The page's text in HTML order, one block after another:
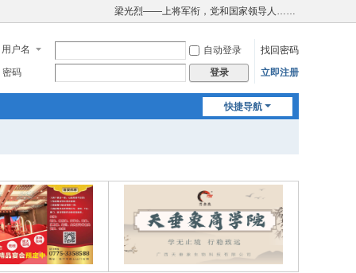
梁光烈——上将军衔，党和国家领导人……
用户名 自动登录
找回密码
密码
登录 立即注册
快捷导航